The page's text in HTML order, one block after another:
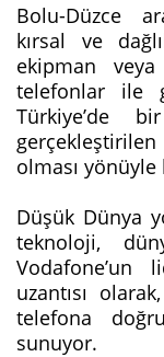
Bolu-Düzce
kırsal ve
ekipman veya
telefonlar ile
Türkiye’de
olması
Düşük Dünya
teknoloji,
Vodafone’un
uzantısı
telefona
sunuyor.